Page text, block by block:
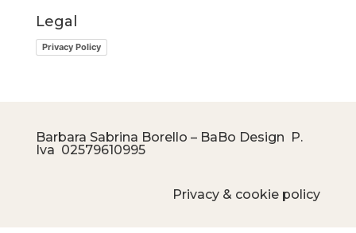
Legal
Privacy Policy
Barbara Sabrina Borello – BaBo Design P.
Iva 02579610995
Privacy & cookie policy